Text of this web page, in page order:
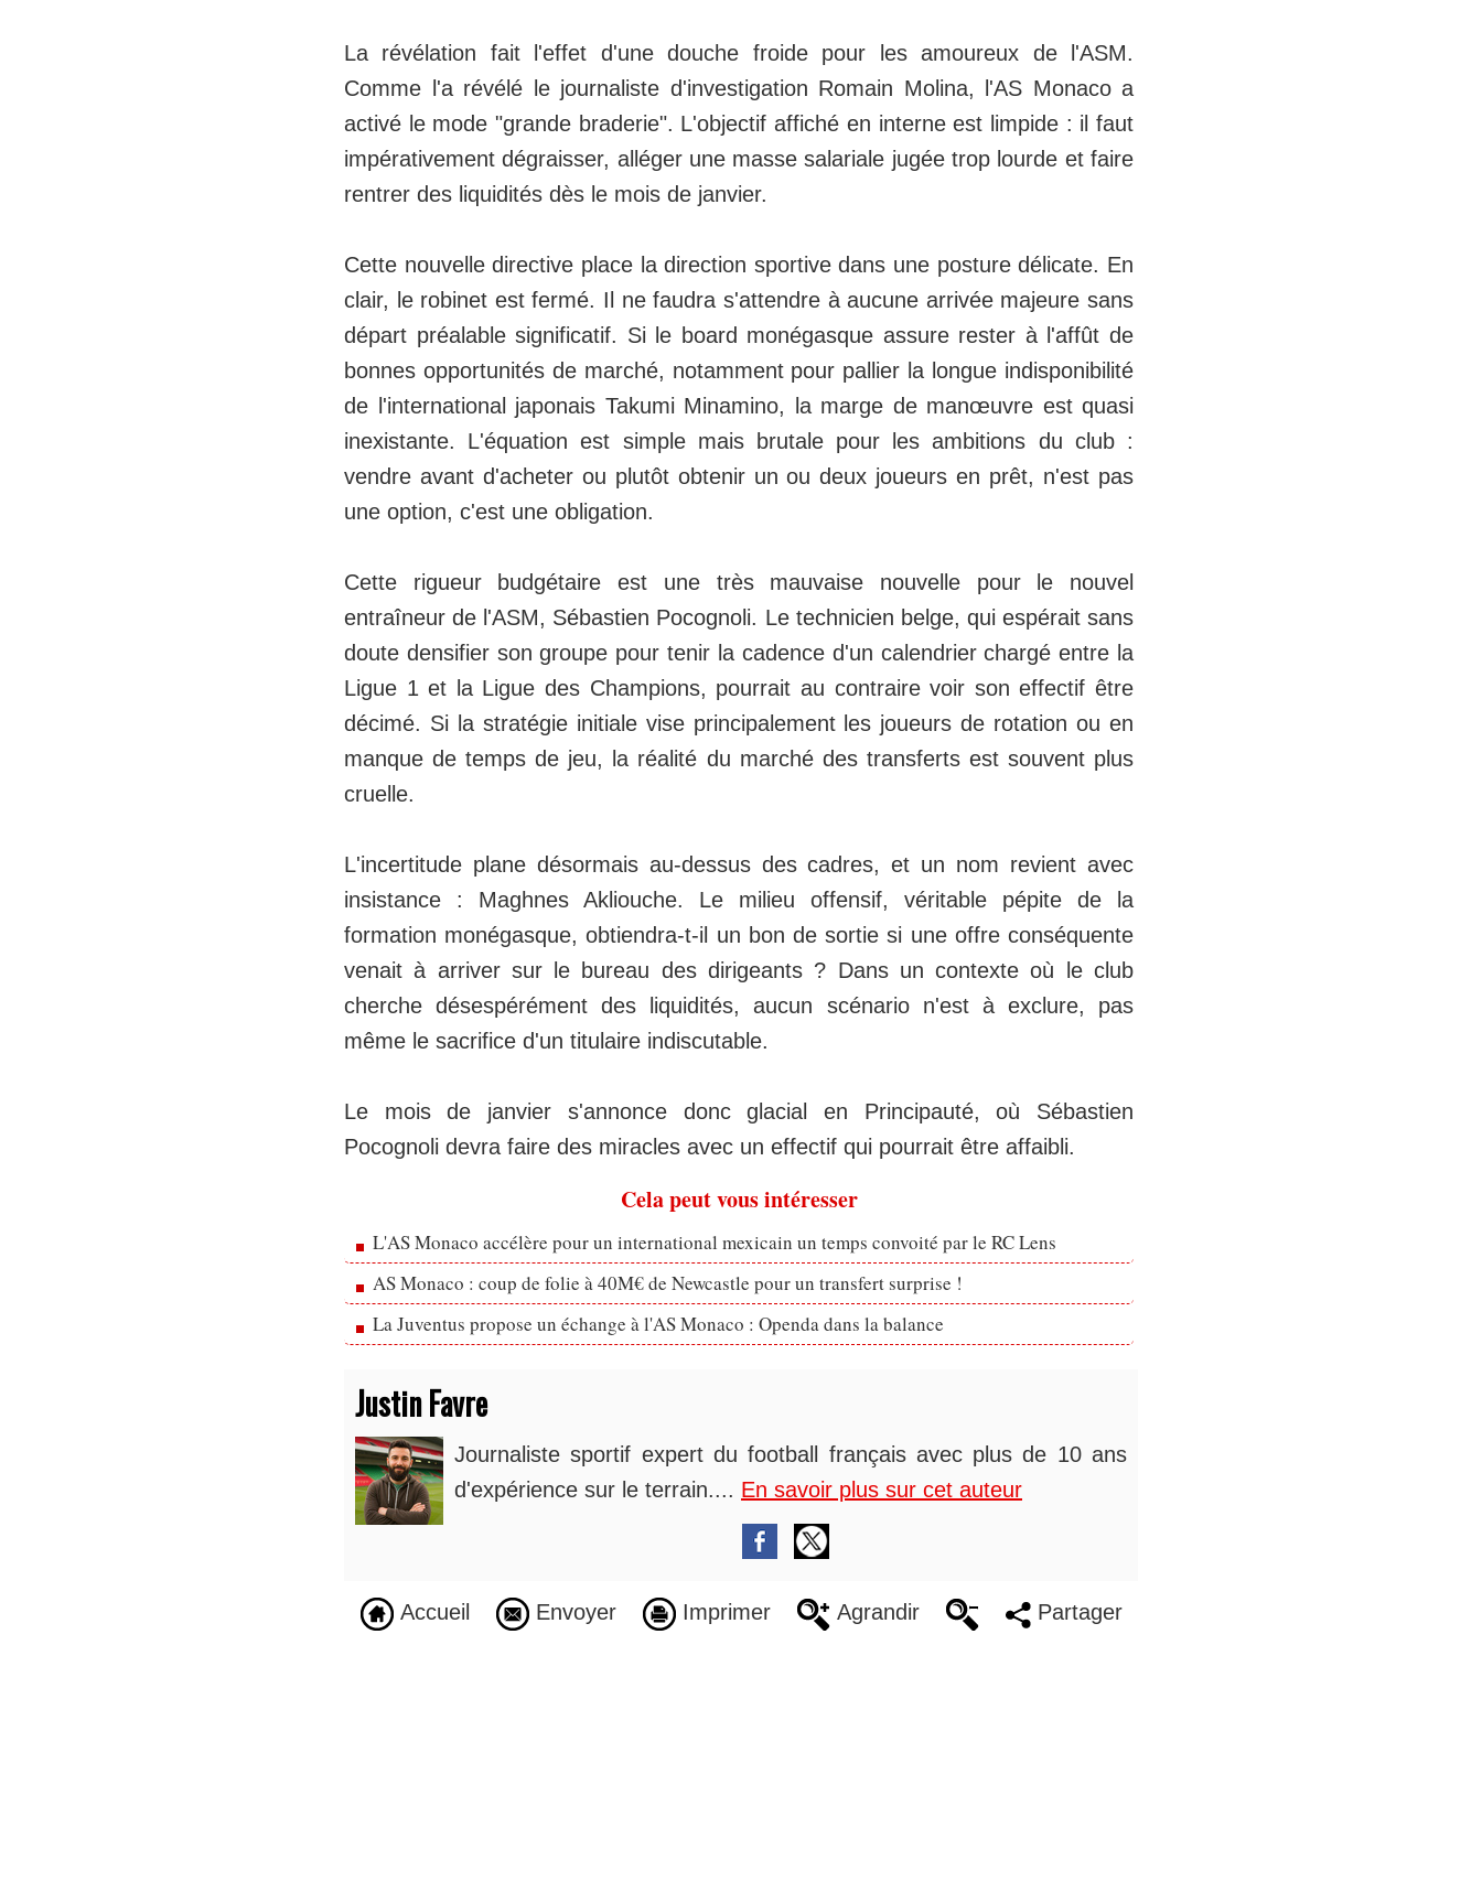
La révélation fait l'effet d'une douche froide pour les amoureux de l'ASM.
Comme l'a révélé le journaliste d'investigation Romain Molina, l'AS Monaco a
activé le mode "grande braderie". L'objectif affiché en interne est limpide : il faut
impérativement dégraisser, alléger une masse salariale jugée trop lourde et faire
rentrer des liquidités dès le mois de janvier.
Cette nouvelle directive place la direction sportive dans une posture délicate. En
clair, le robinet est fermé. Il ne faudra s'attendre à aucune arrivée majeure sans
départ préalable significatif. Si le board monégasque assure rester à l'affût de
bonnes opportunités de marché, notamment pour pallier la longue indisponibilité
de l'international japonais Takumi Minamino, la marge de manœuvre est quasi
inexistante. L'équation est simple mais brutale pour les ambitions du club :
vendre avant d'acheter ou plutôt obtenir un ou deux joueurs en prêt, n'est pas
une option, c'est une obligation.
Cette rigueur budgétaire est une très mauvaise nouvelle pour le nouvel
entraîneur de l'ASM, Sébastien Pocognoli. Le technicien belge, qui espérait sans
doute densifier son groupe pour tenir la cadence d'un calendrier chargé entre la
Ligue 1 et la Ligue des Champions, pourrait au contraire voir son effectif être
décimé. Si la stratégie initiale vise principalement les joueurs de rotation ou en
manque de temps de jeu, la réalité du marché des transferts est souvent plus
cruelle.
L'incertitude plane désormais au-dessus des cadres, et un nom revient avec
insistance : Maghnes Akliouche. Le milieu offensif, véritable pépite de la
formation monégasque, obtiendra-t-il un bon de sortie si une offre conséquente
venait à arriver sur le bureau des dirigeants ? Dans un contexte où le club
cherche désespérément des liquidités, aucun scénario n'est à exclure, pas
même le sacrifice d'un titulaire indiscutable.
Le mois de janvier s'annonce donc glacial en Principauté, où Sébastien
Pocognoli devra faire des miracles avec un effectif qui pourrait être affaibli.
Cela peut vous intéresser
L'AS Monaco accélère pour un international mexicain un temps convoité par le RC Lens
AS Monaco : coup de folie à 40M€ de Newcastle pour un transfert surprise !
La Juventus propose un échange à l'AS Monaco : Openda dans la balance
Justin Favre
Journaliste sportif expert du football français avec plus de 10 ans
d'expérience sur le terrain.... En savoir plus sur cet auteur
Accueil Envoyer Imprimer Agrandir Partager